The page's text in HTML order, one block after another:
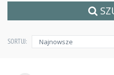
SORTUJ: